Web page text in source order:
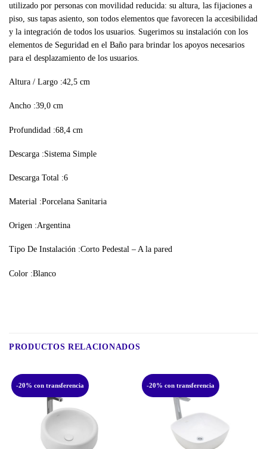
utilizado por personas con movilidad reducida: su altura, las fijaciones a
piso, sus tapas asiento, son todos elementos que favorecen la accesibilidad
y la integración de todos los usuarios. Sugerimos su instalación con los
elementos de Seguridad en el Baño para brindar los apoyos necesarios
para el desplazamiento de los usuarios.
Altura / Largo :42,5 cm
Ancho :39,0 cm
Profundidad :68,4 cm
Descarga :Sistema Simple
Descarga Total :6
Material :Porcelana Sanitaria
Origen :Argentina
Tipo De Instalación :Corto Pedestal – A la pared
Color :Blanco
PRODUCTOS RELACIONADOS
-20% con transferencia -20% con transferencia